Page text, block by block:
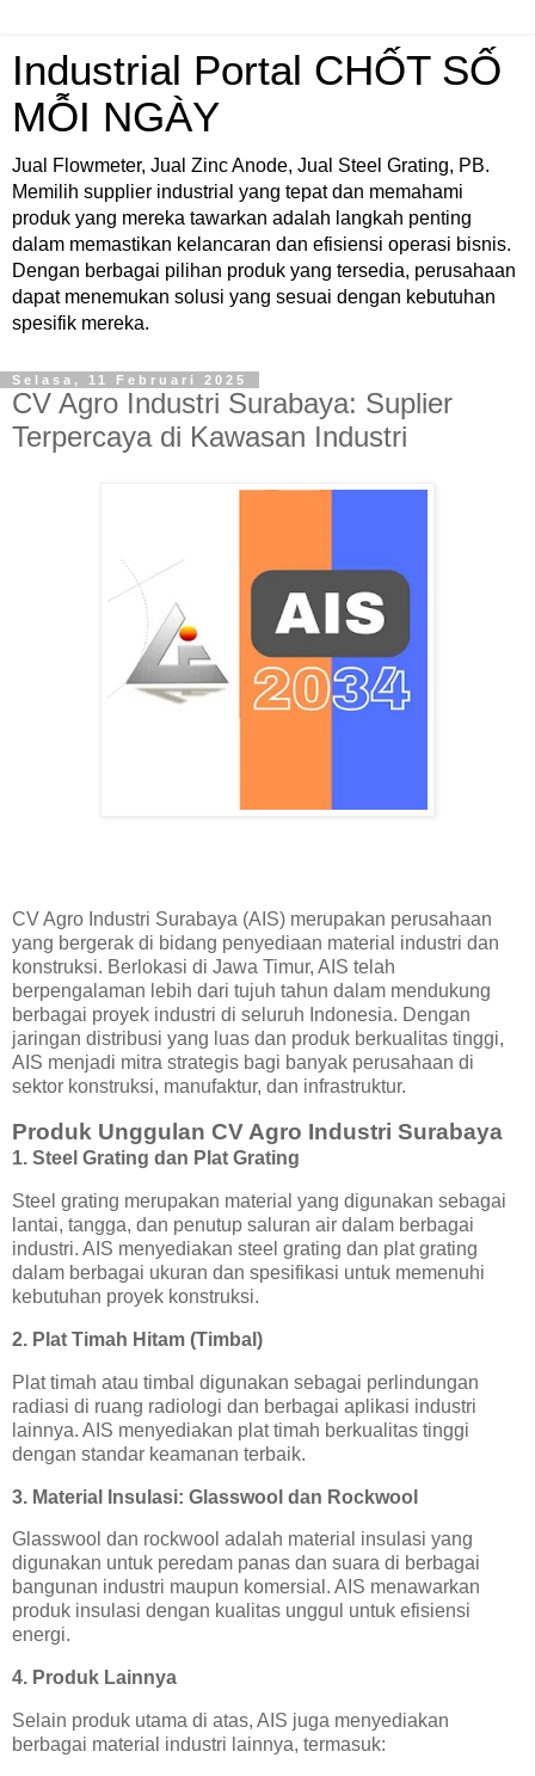
Industrial Portal CHỐT SỐ
MỖI NGÀY
Jual Flowmeter, Jual Zinc Anode, Jual Steel Grating, PB.
Memilih supplier industrial yang tepat dan memahami
produk yang mereka tawarkan adalah langkah penting
dalam memastikan kelancaran dan efisiensi operasi bisnis.
Dengan berbagai pilihan produk yang tersedia, perusahaan
dapat menemukan solusi yang sesuai dengan kebutuhan
spesifik mereka.
Selasa, 11 Februari 2025
CV Agro Industri Surabaya: Suplier
Terpercaya di Kawasan Industri
CV Agro Industri Surabaya (AIS) merupakan perusahaan
yang bergerak di bidang penyediaan material industri dan
konstruksi. Berlokasi di Jawa Timur, AIS telah
berpengalaman lebih dari tujuh tahun dalam mendukung
berbagai proyek industri di seluruh Indonesia. Dengan
jaringan distribusi yang luas dan produk berkualitas tinggi,
AIS menjadi mitra strategis bagi banyak perusahaan di
sektor konstruksi, manufaktur, dan infrastruktur.
Produk Unggulan CV Agro Industri Surabaya
1. Steel Grating dan Plat Grating
Steel grating merupakan material yang digunakan sebagai
lantai, tangga, dan penutup saluran air dalam berbagai
industri. AIS menyediakan steel grating dan plat grating
dalam berbagai ukuran dan spesifikasi untuk memenuhi
kebutuhan proyek konstruksi.
2. Plat Timah Hitam (Timbal)
Plat timah atau timbal digunakan sebagai perlindungan
radiasi di ruang radiologi dan berbagai aplikasi industri
lainnya. AIS menyediakan plat timah berkualitas tinggi
dengan standar keamanan terbaik.
3. Material Insulasi: Glasswool dan Rockwool
Glasswool dan rockwool adalah material insulasi yang
digunakan untuk peredam panas dan suara di berbagai
bangunan industri maupun komersial. AIS menawarkan
produk insulasi dengan kualitas unggul untuk efisiensi
energi.
4. Produk Lainnya
Selain produk utama di atas, AIS juga menyediakan
berbagai material industri lainnya, termasuk: